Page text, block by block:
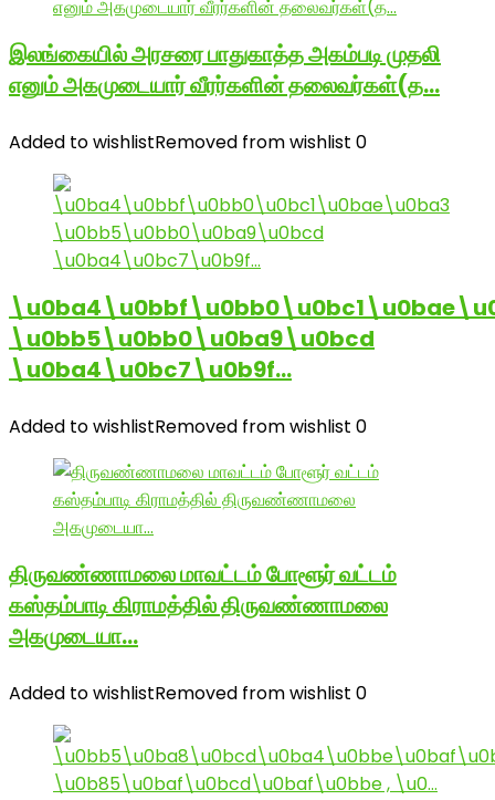
இலங்கையில் அரசரை பாதுகாத்த அகம்படி முதலி
எனும் அகமுடையார் வீரர்களின் தலைவர்கள்(த…
Added to wishlistRemoved from wishlist 0
\u0bb5\u0bb0\u0ba9\u0bcd
\u0ba4\u0bc7\u0b9f…
Added to wishlistRemoved from wishlist 0
திருவண்ணாமலை மாவட்டம் போளூர் வட்டம்
கஸ்தம்பாடி கிராமத்தில் திருவண்ணாமலை
அகமுடையா…
Added to wishlistRemoved from wishlist 0